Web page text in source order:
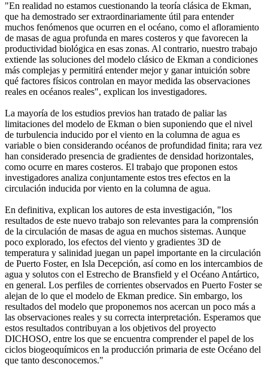
"En realidad no estamos cuestionando la teoría clásica de Ekman,
que ha demostrado ser extraordinariamente útil para entender
muchos fenómenos que ocurren en el océano, como el afloramiento
de masas de agua profunda en mares costeros y que favorecen la
productividad biológica en esas zonas. Al contrario, nuestro trabajo
extiende las soluciones del modelo clásico de Ekman a condiciones
más complejas y permitirá entender mejor y ganar intuición sobre
qué factores físicos controlan en mayor medida las observaciones
reales en océanos reales", explican los investigadores.
La mayoría de los estudios previos han tratado de paliar las
limitaciones del modelo de Ekman o bien suponiendo que el nivel
de turbulencia inducido por el viento en la columna de agua es
variable o bien considerando océanos de profundidad finita; rara vez
han considerado presencia de gradientes de densidad horizontales,
como ocurre en mares costeros. El trabajo que proponen estos
investigadores analiza conjuntamente estos tres efectos en la
circulación inducida por viento en la columna de agua.
En definitiva, explican los autores de esta investigación, "los
resultados de este nuevo trabajo son relevantes para la comprensión
de la circulación de masas de agua en muchos sistemas. Aunque
poco explorado, los efectos del viento y gradientes 3D de
temperatura y salinidad juegan un papel importante en la circulación
de Puerto Foster, en Isla Decepción, así como en los intercambios de
agua y solutos con el Estrecho de Bransfield y el Océano Antártico,
en general. Los perfiles de corrientes observados en Puerto Foster se
alejan de lo que el modelo de Ekman predice. Sin embargo, los
resultados del modelo que proponemos nos acercan un poco más a
las observaciones reales y su correcta interpretación. Esperamos que
estos resultados contribuyan a los objetivos del proyecto
DICHOSO, entre los que se encuentra comprender el papel de los
ciclos biogeoquímicos en la producción primaria de este Océano del
que tanto desconocemos."